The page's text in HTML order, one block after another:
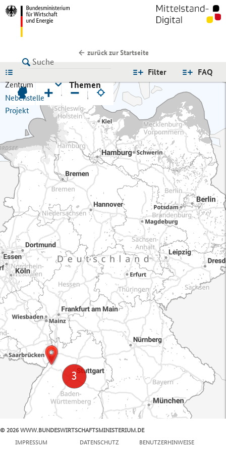
zurück zur Startseite
FAQ
Filter
Zentrum
Nebenstelle
Projekt
Themen
+ −
© 2026 WWW.BUNDESWIRTSCHAFTSMINISTERIUM.DE
IMPRESSUM
DATENSCHUTZ BENUTZERHINWEISE